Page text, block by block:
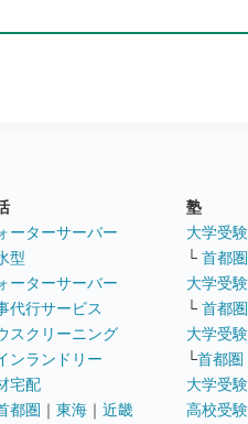
ーターサーバー
型
ーターサーバー
代行サービス
スクリーニング
ンランドリー
宅配
都圏 ｜ 東海 ｜ 近畿
塾
大学受
└ 首都圏
大学受
└ 首都圏
大学受
└首都圏
大学受
高校受